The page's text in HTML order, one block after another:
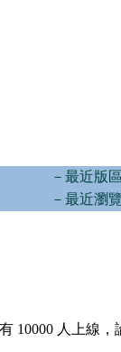
－最近版
－最近瀏
10000 人上線